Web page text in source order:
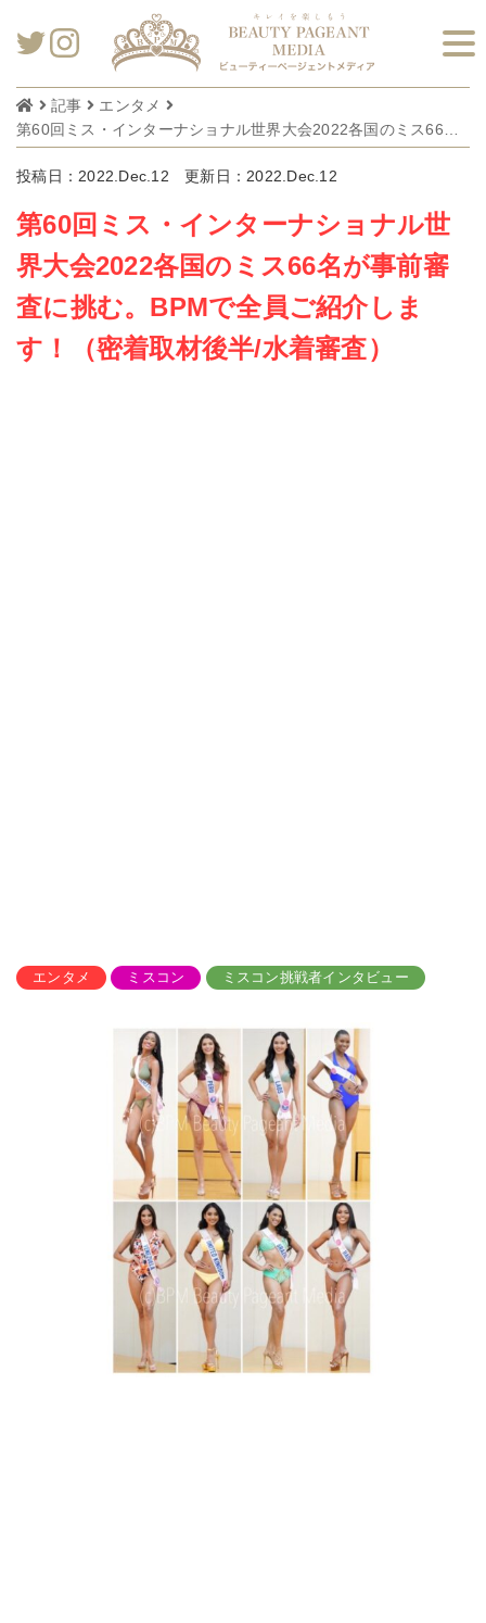
記事
エンタメ
投稿日：2022.Dec.12 更新日：2022.Dec.12
第60回ミス・インターナショナル世
界大会2022各国のミス66名が事前審
査に挑む。BPMで全員ご紹介しま
す！（密着取材後半/水着審査）
エンタメ ミスコン ミスコン挑戦者インタビュー